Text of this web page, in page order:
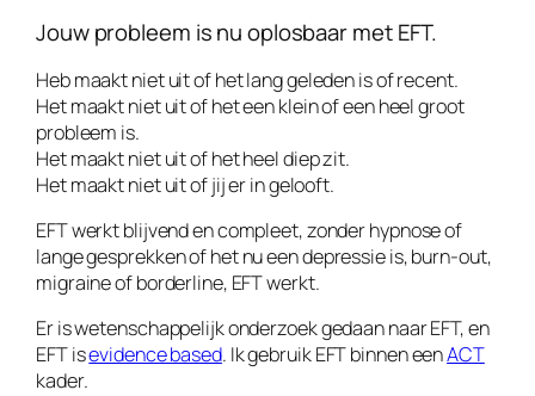
Jouw probleem is nu oplosbaar met EFT.
Heb maakt niet uit of het lang geleden is of recent.
Het maakt niet uit of het een klein of een heel groot
probleem is.
Het maakt niet uit of het heel diep zit.
Het maakt niet uit of jij er in gelooft.
EFT werkt blijvend en compleet, zonder hypnose of
lange gesprekken of het nu een depressie is, burn-out,
migraine of borderline, EFT werkt.
Er is wetenschappelijk onderzoek gedaan naar EFT, en
EFT isevidence based. Ik gebruik EFT binnen eenACT
kader.